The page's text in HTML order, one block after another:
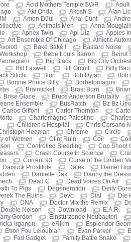
Acid Mothers Temple SWR Adult
Aki Onda Akosh S Alan
Amon Düül Anal Cunt
Animals Men Anna
Aphex Twin Api Uiz Apples
Art Ensemble Of Chicago Athletic
Baké Baké ! Bastard Noise
Bebe Louis Barron Beirut
Big Black Big City
Bill Laswell Bill Orcutt Billy Bao
Sifichi Blurt Bob Dylan Bob
Bonnie Prince Billy Borbetomagus
Brainticket Brast Burn
Brise Glace Bruce Anderson Brutality
Ensemble
BusRatch Bz Bz Ueu
Carlos Giffoni Carter Thornton
Charlemagne Palestine
Children s Hospital Chris Corsano
Heeman Chrome Circle
of Women Clint Ruin Coil
Controlled Bleeding Cop Shoot
Crash Course In Science
Current 93 Curse of the Golden
Daisuck Prostitute Dälek Daniel
Danielle Dax Danny the
Dead C Dead Voices On Air
To Pigs Degeneration Deity
The Ruins Devo Dial Die
DNA Doctor Mix the Remix
Double Nelson Download E.A.R.
Gordon
Einstürzende Neubauten
Irganon eRikm Esplendor
Etron Fou Leloublan Evan Parker
Fad Gadget Family Battle Snake